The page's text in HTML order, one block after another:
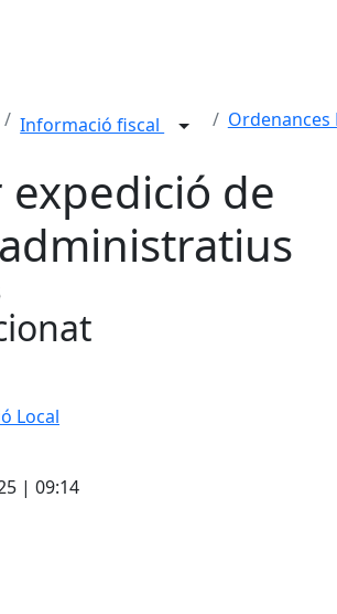
Informació fiscal Ordenances
expedició de
Local
| 09:14